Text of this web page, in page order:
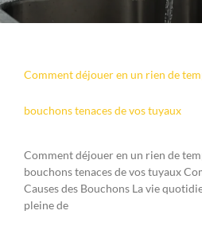
Comment déjouer en un rien de
bouchons tenaces de vos tuyaux
Comment déjouer en un rien de
bouchons tenaces de vos tuyaux
Causes des Bouchons La vie
pleine de